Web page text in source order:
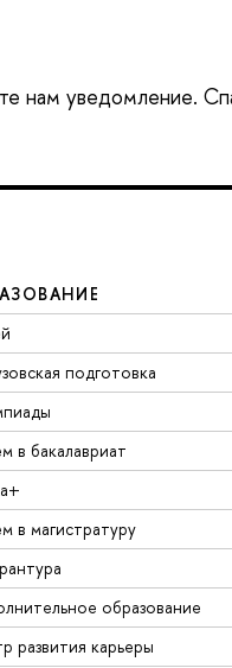
нам уведомление.
подготовка
в бакалавриат
в магистратуру
образование
развития карьеры